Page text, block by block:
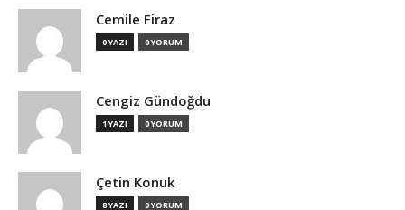
Cemile Firaz
0 YAZI 0 YORUM
Cengiz Gündoğdu
1 YAZI 0 YORUM
Çetin Konuk
8 YAZI 0 YORUM